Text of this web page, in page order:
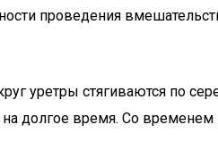
проведения
уретры стягиваются по
долгое время. Со